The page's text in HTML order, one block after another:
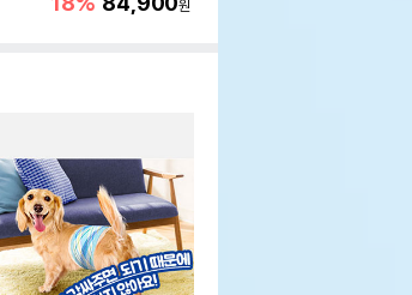
원